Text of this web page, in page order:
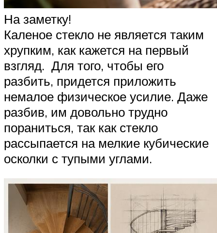
На заметку!
Каленое стекло не является таким
хрупким, как кажется на первый
взгляд. Для того, чтобы его
разбить, придется приложить
немалое физическое усилие. Даже
разбив, им довольно трудно
пораниться, так как стекло
рассыпается на мелкие кубические
осколки с тупыми углами.